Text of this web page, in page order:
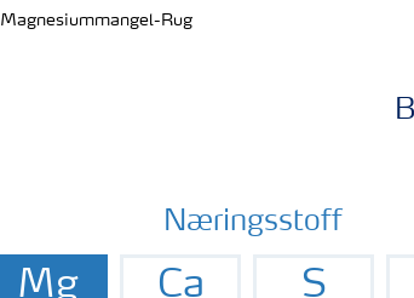
Magnesiummangel-Rug
Næringsstoff
Mg Ca S